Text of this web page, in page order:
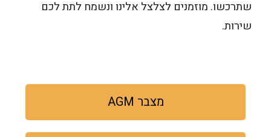
שתרכשו. מוזמנים לצלצל אלינו ונשמח לתת לכם
שירות.
מצבר AGM